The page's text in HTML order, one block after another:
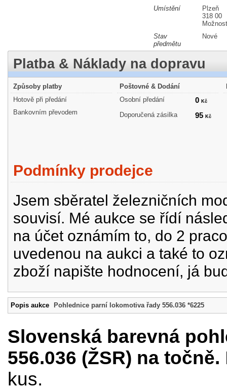
Umístění
Plzeň
318 00
Stav
předmětu
Nové
Platba & Náklady na dopravu
Způsoby platby
Hotově při předání
Bankovním převodem
Poštovné & Dodání
Osobní předání
0 Kč
Doporučená zásilka 95 Kč
Podmínky prodejce
Jsem sběratel železničních
souvisí. Mé aukce se řídí
na účet oznámím to, do 2
uvedenou na aukci a také to
zboží napište hodnocení, já
Popis aukce Pohlednice parní lokomotiva řady 556.036 *6225
Slovenská barevná
556.036 (ŽSR) na točně.
kus.